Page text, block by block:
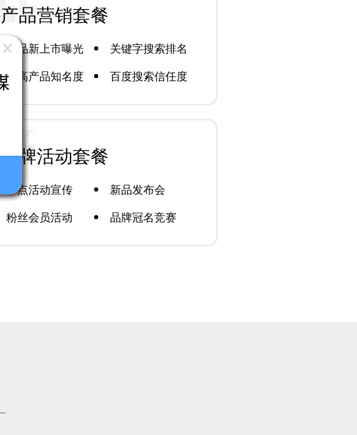
产品营销套餐
产品新上市曝光
关键字搜索排名
提高产品知名度
百度搜索信任度
品牌活动套餐
节点活动宣传
新品发布会
粉丝会员活动
品牌冠名竞赛